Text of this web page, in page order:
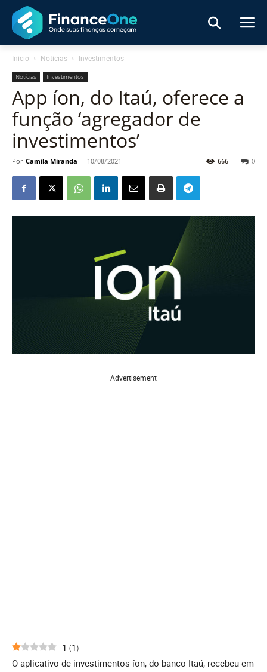
Início Notícias Investimentos
Notícias Investimentos
App íon, do Itaú, oferece a
função ‘agregador de
investimentos’
Por Camila Miranda - 10/08/2021 0
666
Advertisement
1 (1)
O aplicativo de investimentos íon, do banco Itaú, recebeu em